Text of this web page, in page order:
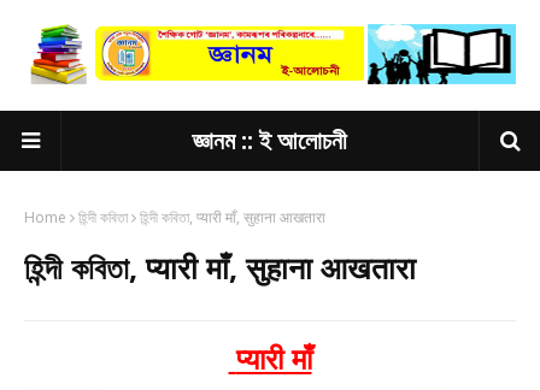
জ্ঞানম :: ই আলোচনী
Home হিন্দী কবিতা হিন্দী কবিতা, प्यारी माँ, सुहाना आखतारा
হিন্দী কবিতা, प्यारी माँ, सुहाना आखतारा
प्यारी माँ